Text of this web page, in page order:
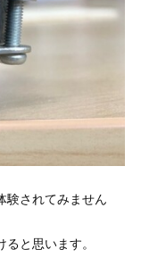
験されてみません
と思います。